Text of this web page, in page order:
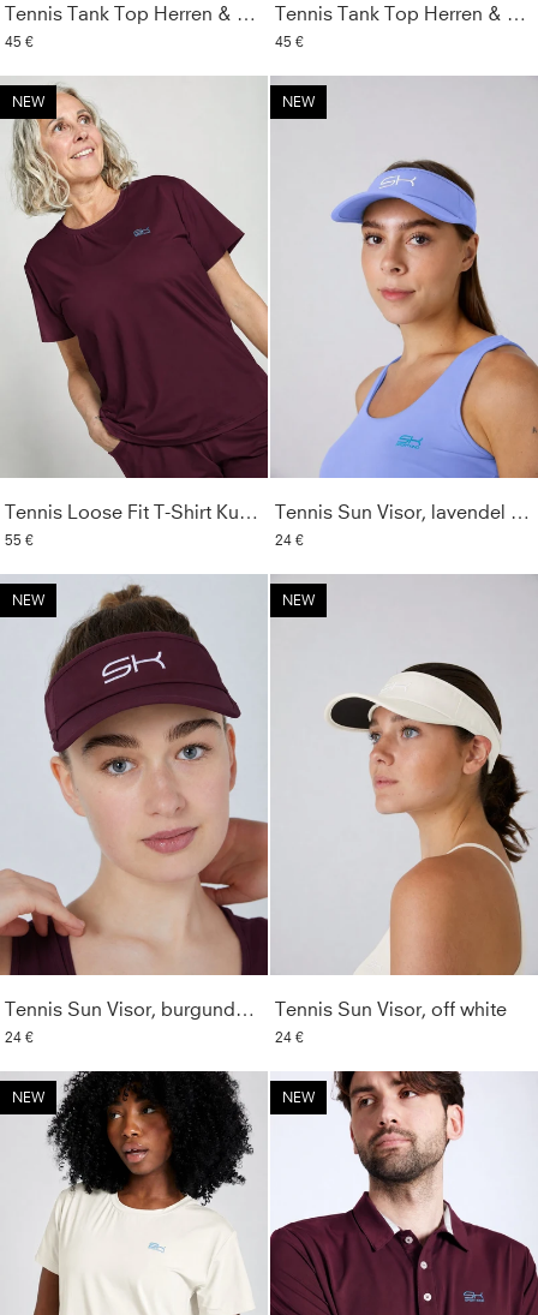
Tennis Tank Top Herren & Jungen, navy blau
45 €
Tennis Tank Top Herren & Jungen, schwarz
45 €
NEW
Tennis Loose Fit T-Shirt Kurzarm, burgunder rot
55 €
NEW
Tennis Sun Visor, lavendel blau
24 €
NEW
Tennis Sun Visor, burgunder rot
24 €
NEW
Tennis Sun Visor, off white
24 €
NEW NEW